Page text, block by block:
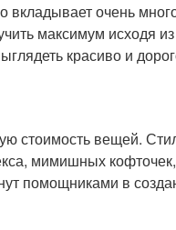
очень
максимум исходя
красиво и
стоимость вещей.
мимишных
помощниками в